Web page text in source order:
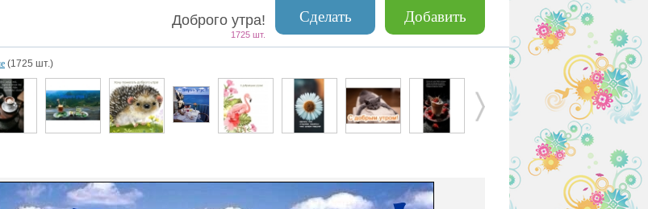
Добавить
Сделать
Доброго утра!
1725 шт.
(1725 шт.)